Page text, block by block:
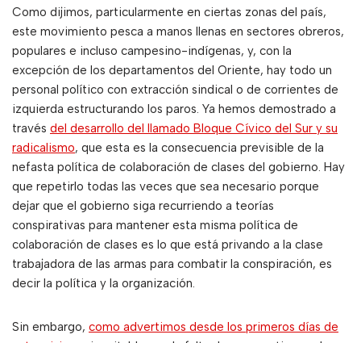
Como dijimos, particularmente en ciertas zonas del país,
este movimiento pesca a manos llenas en sectores obreros,
populares e incluso campesino-indígenas, y, con la
excepción de los departamentos del Oriente, hay todo un
personal político con extracción sindical o de corrientes de
izquierda estructurando los paros. Ya hemos demostrado a
través del desarrollo del llamado Bloque Cívico del Sur y su
radicalismo, que esta es la consecuencia previsible de la
nefasta política de colaboración de clases del gobierno. Hay
que repetirlo todas las veces que sea necesario porque
dejar que el gobierno siga recurriendo a teorías
conspirativas para mantener esta misma política de
colaboración de clases es lo que está privando a la clase
trabajadora de las armas para combatir la conspiración, es
decir la política y la organización.
Sin embargo, como advertimos desde los primeros días de